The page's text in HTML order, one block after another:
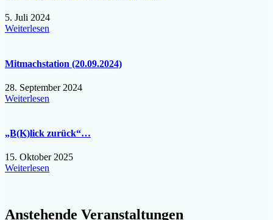
5. Juli 2024
Weiterlesen
Mitmachstation (20.09.2024)
28. September 2024
Weiterlesen
„B(K)lick zurück“…
15. Oktober 2025
Weiterlesen
Anstehende Veranstaltungen